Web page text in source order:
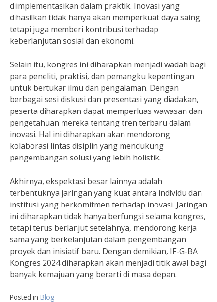
diimplementasikan dalam praktik. Inovasi yang
dihasilkan tidak hanya akan memperkuat daya saing,
tetapi juga memberi kontribusi terhadap
keberlanjutan sosial dan ekonomi.
Selain itu, kongres ini diharapkan menjadi wadah bagi
para peneliti, praktisi, dan pemangku kepentingan
untuk bertukar ilmu dan pengalaman. Dengan
berbagai sesi diskusi dan presentasi yang diadakan,
peserta diharapkan dapat memperluas wawasan dan
pengetahuan mereka tentang tren terbaru dalam
inovasi. Hal ini diharapkan akan mendorong
kolaborasi lintas disiplin yang mendukung
pengembangan solusi yang lebih holistik.
Akhirnya, ekspektasi besar lainnya adalah
terbentuknya jaringan yang kuat antara individu dan
institusi yang berkomitmen terhadap inovasi. Jaringan
ini diharapkan tidak hanya berfungsi selama kongres,
tetapi terus berlanjut setelahnya, mendorong kerja
sama yang berkelanjutan dalam pengembangan
proyek dan inisiatif baru. Dengan demikian, IF-G-BA
Kongres 2024 diharapkan akan menjadi titik awal bagi
banyak kemajuan yang berarti di masa depan.
Posted in Blog